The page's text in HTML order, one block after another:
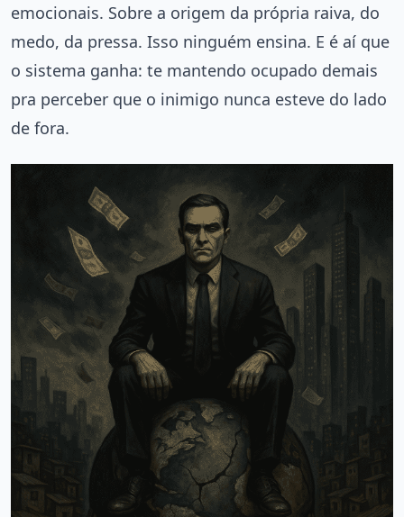
emocionais. Sobre a origem da própria raiva, do
medo, da pressa. Isso ninguém ensina. E é aí que
o sistema ganha: te mantendo ocupado demais
pra perceber que o inimigo nunca esteve do lado
de fora.